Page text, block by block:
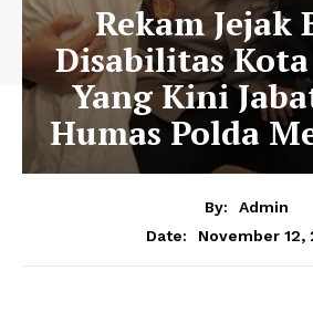
Rekam Jejak
Disabilitas
Yang Kini
Humas Polda
By:
Admin
Date:
November 12,